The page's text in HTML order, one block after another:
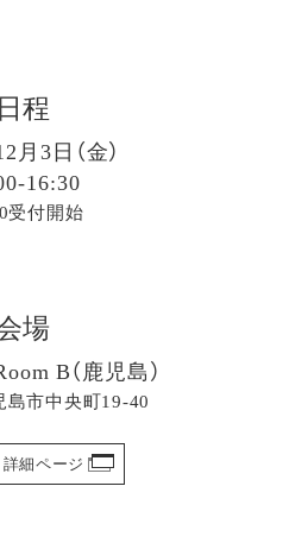
日程
月3日（金）
16:30
受付開始
場
B（鹿児島）
島市中央町19-40
細ページ